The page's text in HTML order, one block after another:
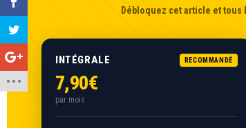
Débloquez cet article et
INTÉGRALE RECOMMANDÉ
7,90€
par mois